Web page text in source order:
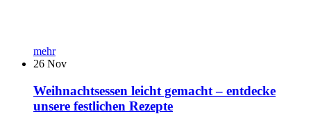
mehr
26 Nov
Weihnachtsessen leicht gemacht – entdecke
unsere festlichen Rezepte